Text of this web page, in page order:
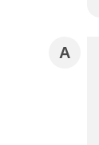
A